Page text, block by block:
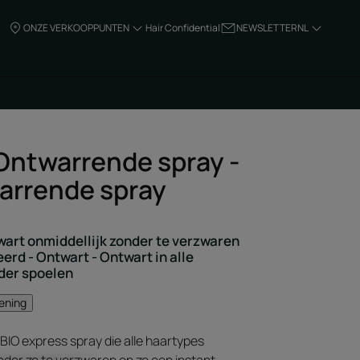
ONZE VERKOOPPUNTEN Hair Confidential NEWSLETTERNL
spray -
spray
onmiddellijk zonder te verzwaren
- Ontwart - Ontwart in alle
spoelen
express spray die alle haartypes